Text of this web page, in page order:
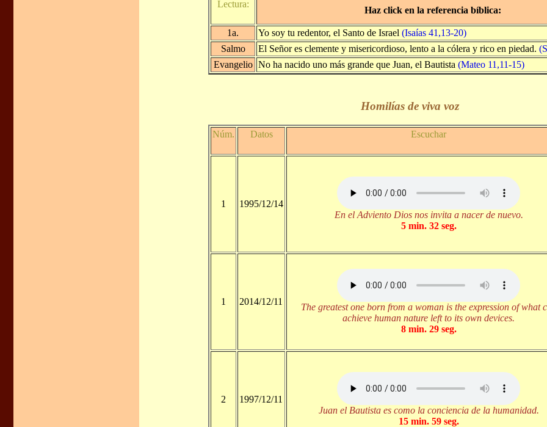
Lectura:
Haz click en la referencia bíblica:
1a. Yo soy tu redentor, el Santo de Israel (Isaías 41,13-20)
Salmo
El Señor es clemente y misericordioso, lento a la cólera y rico en piedad.
Evangelio No ha nacido uno más grande que Juan, el Bautista (Mateo 11,11-15)
Homilías de viva voz
Núm. Datos Escuchar
1
1995/12/14
En el Adviento Dios nos invita a nacer de nuevo.
5 min. 32 seg.
1 2014/12/11
The greatest one born from a woman is the expression of what
achieve human nature left to its own devices.
8 min. 29 seg.
2
1997/12/11
Juan el Bautista es como la conciencia de la humanidad.
15 min. 59 seg.